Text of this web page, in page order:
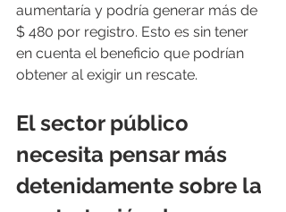
aumentaría y podría generar más de
$ 480 por registro. Esto es sin tener
en cuenta el beneficio que podrían
obtener al exigir un rescate.
El sector público
necesita pensar más
detenidamente sobre la